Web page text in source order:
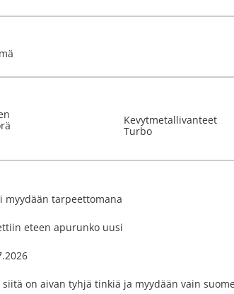
Kevytmetallivanteet
Turbo
myydään tarpeettomana
eteen apurunko uusi
on aivan tyhjä tinkiä ja myydään vain